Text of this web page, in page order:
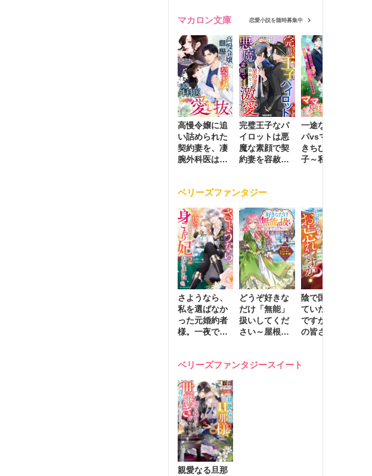
マカロン文庫 恋愛小説を随時募集中
高慢令嬢に追
い詰められた
契約妻を、凄
腕外科医はこ
完璧王子なパ
イロットは悪
魔な素顔で契
約妻を容赦な
一途な社長パ
パvsママ大好
きちびっこ息
子～私を捨て
ベリーズファンタジー
さようなら、
私を選ばなか
った元婚約者
様。一夜で大
ました２
どうぞ好きな
だけ「無能」
扱いしてくだ
さい～屋根裏
動かす万能令
陰で国を支え
ていたのは私
ですが、王家
の皆さんお忘
れ才女の辺境
ベリーズファンタジースイート
親愛なる旦那